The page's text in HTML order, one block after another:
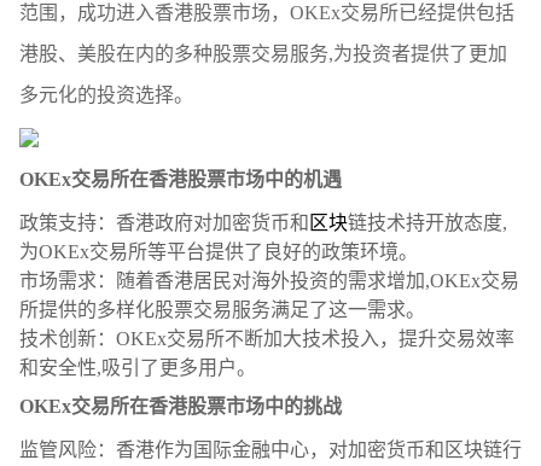
范围，成功进入香港股票市场，OKEx交易所已经提供包括
港股、美股在内的多种股票交易服务,为投资者提供了更加
多元化的投资选择。
OKEx交易所在香港股票市场中的机遇
政策支持：香港政府对加密货币和 区块链技术持开放态度,
为OKEx交易所等平台提供了良好的政策环境。
市场需求：随着香港居民对海外投资的需求增加,OKEx交易
所提供的多样化股票交易服务满足了这一需求。
技术创新：OKEx交易所不断加大技术投入，提升交易效率
和安全性,吸引了更多用户。
OKEx交易所在香港股票市场中的挑战
监管风险：香港作为国际金融中心，对加密货币和区块链行